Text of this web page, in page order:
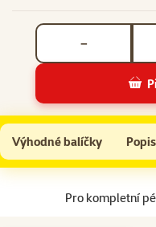
−
Čmuchací podložka Epic Pet
Do košíku
Výhodné balíčky Popis
Na začátek stránky
Pro kompletní